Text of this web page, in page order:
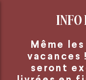
INFO
Même
vacances
seront